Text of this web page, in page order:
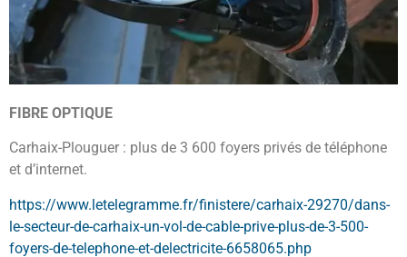
FIBRE OPTIQUE
Carhaix-Plouguer : plus de 3 600 foyers privés de téléphone
et d’internet.
https://www.letelegramme.fr/finistere/carhaix-29270/dans-
le-secteur-de-carhaix-un-vol-de-cable-prive-plus-de-3-500-
foyers-de-telephone-et-delectricite-6658065.php